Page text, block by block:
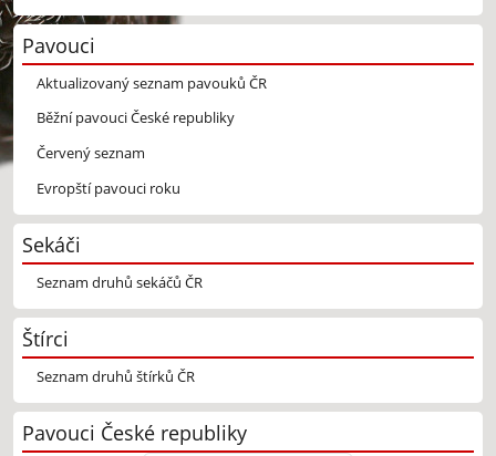
Pavouci
Aktualizovaný seznam pavouků ČR
Běžní pavouci České republiky
Červený seznam
Evropští pavouci roku
Sekáči
Seznam druhů sekáčů ČR
Štírci
Seznam druhů štírků ČR
Pavouci České republiky